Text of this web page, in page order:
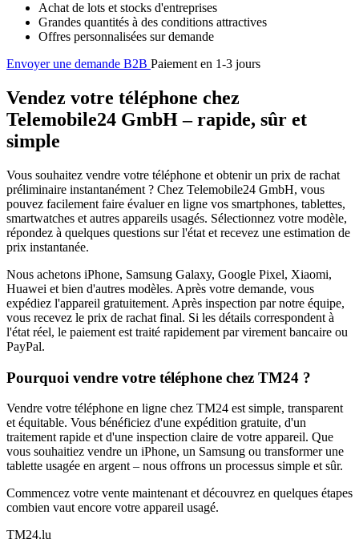
Achat de lots et stocks d'entreprises
Grandes quantités à des conditions attractives
Offres personnalisées sur demande
Envoyer une demande B2B Paiement en 1-3 jours
Vendez votre téléphone chez
Telemobile24 GmbH – rapide, sûr et
simple
Vous souhaitez vendre votre téléphone et obtenir un prix de rachat
préliminaire instantanément ? Chez Telemobile24 GmbH, vous
pouvez facilement faire évaluer en ligne vos smartphones, tablettes,
smartwatches et autres appareils usagés. Sélectionnez votre modèle,
répondez à quelques questions sur l'état et recevez une estimation de
prix instantanée.
Nous achetons iPhone, Samsung Galaxy, Google Pixel, Xiaomi,
Huawei et bien d'autres modèles. Après votre demande, vous
expédiez l'appareil gratuitement. Après inspection par notre équipe,
vous recevez le prix de rachat final. Si les détails correspondent à
l'état réel, le paiement est traité rapidement par virement bancaire ou
PayPal.
Pourquoi vendre votre téléphone chez TM24 ?
Vendre votre téléphone en ligne chez TM24 est simple, transparent
et équitable. Vous bénéficiez d'une expédition gratuite, d'un
traitement rapide et d'une inspection claire de votre appareil. Que
vous souhaitiez vendre un iPhone, un Samsung ou transformer une
tablette usagée en argent – nous offrons un processus simple et sûr.
Commencez votre vente maintenant et découvrez en quelques étapes
combien vaut encore votre appareil usagé.
TM24.lu